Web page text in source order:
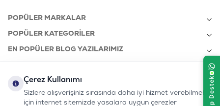
POPÜLER MARKALAR
POPÜLER KATEGORILER
EN POPÜLER BLOG YAZILARIMIZ
KURUMSAL
Çerez Kullanımı
Sizlere alışverişiniz sırasında daha iyi hizmet verebilmek
için internet sitemizde yasalara uygun çerezler